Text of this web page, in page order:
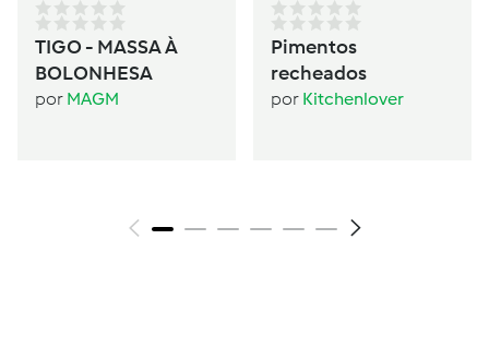
TIGO - MASSA À
BOLONHESA
por MAGM
Pimentos
recheados
por Kitchenlover